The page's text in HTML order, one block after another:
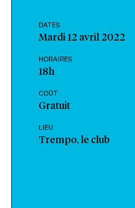
DATES
Mardi 12 avril 2022
HORAIRES
18h
COÛT
Gratuit
LIEU
Trempo, le club